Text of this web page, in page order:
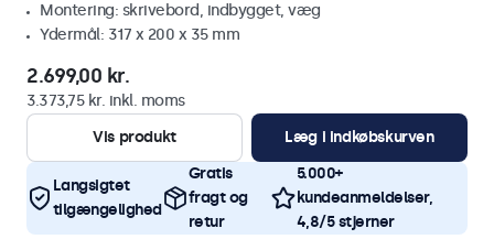
Montering: skrivebord, indbygget, væg
Ydermål: 317 x 200 x 35 mm
2.699,00 kr.
3.373,75 kr. inkl. moms
Vis produkt
Læg i indkøbskurven
Langsigtet
tilgængelighed
Gratis
fragt og
retur
5.000+
kundeanmeldelser,
4,8/5 stjerner